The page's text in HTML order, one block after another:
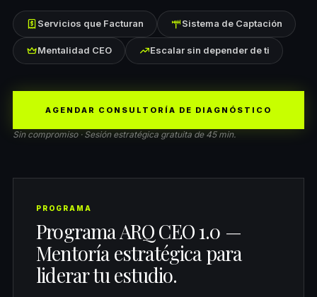
Servicios que Facturan Sistema de Captación
Mentalidad CEO Escalar sin depender de ti
AGENDAR CONSULTORÍA DE DIAGNÓSTICO
Sin compromiso · Sesión estratégica gratuita de 45 min.
PROGRAMA
Programa ARQ CEO 1.0 —
Mentoría estratégica para
liderar tu estudio.